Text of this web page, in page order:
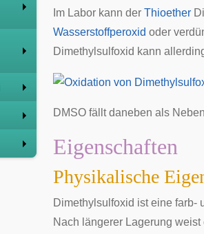
Im Labor kann der Thioether
Wasserstoffperoxid oder
Dimethylsulfoxid kann
DMSO fällt daneben als
Eigenschaften
Physikalische
Dimethylsulfoxid ist eine farb-
Nach längerer Lagerung